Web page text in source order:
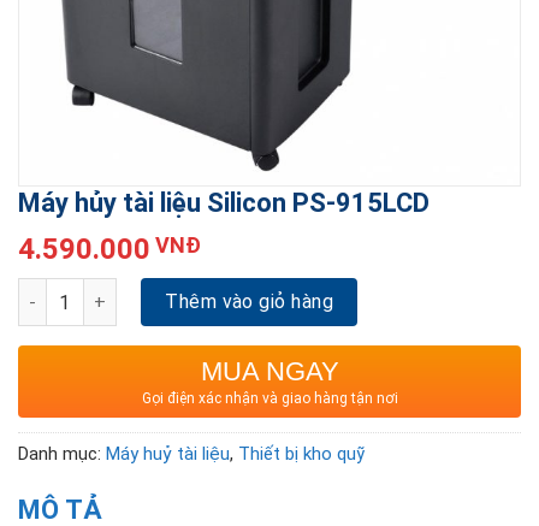
Máy hủy tài liệu Silicon PS-915LCD
4.590.000 VNĐ
Máy hủy tài liệu Silicon PS-915LCD số lượng
Thêm vào giỏ hàng
MUA NGAY
Gọi điện xác nhận và giao hàng tận nơi
Danh mục: Máy huỷ tài liệu, Thiết bị kho quỹ
MÔ TẢ